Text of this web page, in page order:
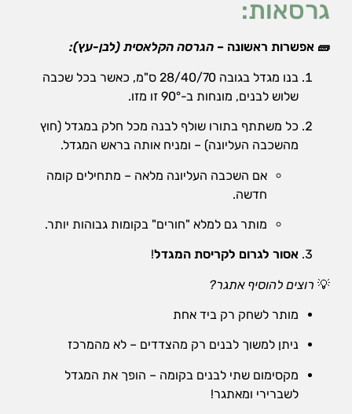
גרסאות:
🧱 אפשרות ראשונה – הגרסה הקלאסית (לבן-עץ):
בנו מגדל בגובה 28/40/70 ס"מ, כאשר בכל שכבה
שלוש לבנים, מונחות ב-90° זו מזו.
כל משתתף בתורו שולף לבנה מכל חלק במגדל (חוץ
מהשכבה העליונה) – ומניח אותה בראש המגדל.
אם השכבה העליונה מלאה – מתחילים קומה
חדשה.
מותר גם למלא "חורים" בקומות גבוהות יותר.
אסור לגרום לקריסת המגדל!
💡 רוצים להוסיף אתגר?
מותר לשחק רק ביד אחת
ניתן למשוך לבנים רק מהצדדים – לא מהמרכז
מקסימום שתי לבנים בקומה – הופך את המגדל
לשברירי ומאתגר!
חלק
מהפונקציות
יהיו זמינות.
על-ידי
וההתנהגות
מגדילים
לראות תוכן
מותאמים